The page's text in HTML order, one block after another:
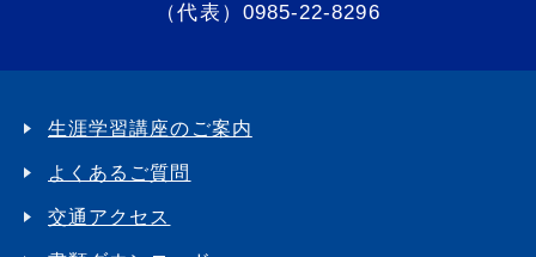
（代表）0985-22-8296
生涯学習講座のご案内
よくあるご質問
交通アクセス